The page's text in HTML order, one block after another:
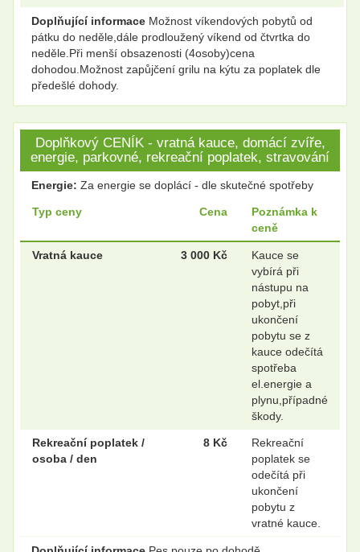
Doplňující informace Možnost víkendových pobytů od
pátku do neděle,dále prodloužený víkend od čtvrtka do
neděle.Při menší obsazenosti (4osoby)cena
dohodou.Možnost zapůjčení grilu na kýtu za poplatek dle
předešlé dohody.
Doplňkový CENÍK - vratná kauce, domácí zvíře,
energie, parkovné, rekreační poplatek, stravování
Energie: Za energie se doplácí - dle skutečné spotřeby
Typ ceny Cena
Poznámka k
ceně
Vratná kauce 3 000 Kč
Kauce se
vybírá při
nástupu na
pobyt,při
ukončení
pobytu se z
kauce odečítá
spotřeba
el.energie a
plynu,případné
škody.
Rekreační poplatek /
osoba / den
8 Kč
Rekreační
poplatek se
odečítá při
ukončení
pobytu z
vratné kauce.